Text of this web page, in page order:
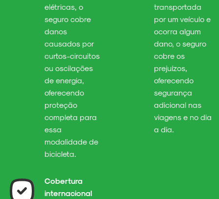
elétricas, o
seguro cobre
danos
causados por
curtos-circuitos
ou oscilações
de energia,
oferecendo
proteção
completa para
essa
modalidade de
bicicleta.
transportada
por um veículo e
ocorra algum
dano, o seguro
cobre os
prejuízos,
oferecendo
segurança
adicional nas
viagens e no dia
a dia.
Cobertura
internacional